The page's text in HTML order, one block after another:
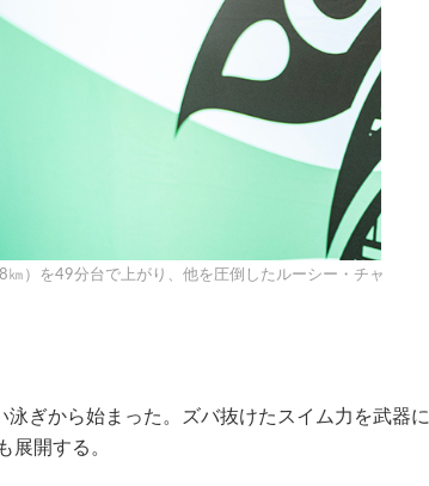
）を49分台で上がり、他を圧倒したルーシー・チャ
ぎから始まった。ズバ抜けたスイム力を武器に
展開する。